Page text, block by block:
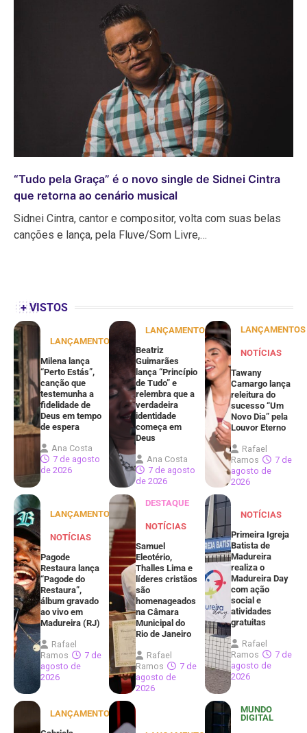
“Tudo pela Graça” é o novo single de Sidnei Cintra
que retorna ao cenário musical
Sidnei Cintra, cantor e compositor, volta com suas belas
canções e lança, pela Fluve/Som Livre,…
+ VISTOS
LANÇAMENTOS
Milena lança
“Perto Estás”,
canção que
testemunha a
fidelidade de
Deus em tempo
de espera
Ana Costa
7 de agosto
de 2026
LANÇAMENTOS
Beatriz
Guimarães
lança “Princípio
de Tudo” e
relembra que a
verdadeira
identidade
começa em
Deus
Ana Costa
7 de agosto
de 2026
LANÇAMENTOS
NOTÍCIAS
Tawany
Camargo lança
releitura do
sucesso “Um
Novo Dia” pela
Louvor Eterno
Rafael
Ramos
7 de
agosto de
2026
LANÇAMENTOS
NOTÍCIAS
Pagode
Restaura lança
“Pagode do
Restaura”,
álbum gravado
ao vivo em
Madureira (RJ)
Rafael
Ramos
7 de
agosto de
2026
DESTAQUE
NOTÍCIAS
Samuel
Eleotério,
Thalles Lima e
líderes cristãos
são
homenageados
na Câmara
Municipal do
Rio de Janeiro
Rafael
Ramos
7 de
agosto de
2026
NOTÍCIAS
Primeira Igreja
Batista de
Madureira
realiza o
Madureira Day
com ação
social e
atividades
gratuitas
Rafael
Ramos
7 de
agosto de
2026
LANÇAMENTOS
MUNDO
DIGITAL